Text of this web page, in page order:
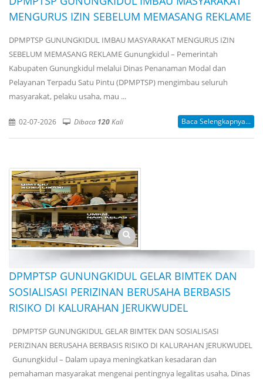
MENGURUS IZIN SEBELUM MEMASANG REKLAME
DPMPTSP GUNUNGKIDUL IMBAU MASYARAKAT MENGURUS IZIN
SEBELUM MEMASANG REKLAME Gunungkidul – Pemerintah
Kabupaten Gunungkidul melalui Dinas Penanaman Modal dan
Pelayanan Terpadu Satu Pintu (DPMPTSP) mengimbau seluruh
masyarakat, pelaku usaha, mau ...
02-07-2026 Dibaca 120Kali Baca Selengkapnya...
DPMPTSP GUNUNGKIDUL GELAR BIMTEK DAN
SOSIALISASI PERIZINAN BERUSAHA BERBASIS
RISIKO DI KALURAHAN JERUKWUDEL
DPMPTSP GUNUNGKIDUL GELAR BIMTEK DAN SOSIALISASI
PERIZINAN BERUSAHA BERBASIS RISIKO DI KALURAHAN JERUKWUDEL
Gunungkidul – Dalam upaya meningkatkan kesadaran dan
pemahaman masyarakat mengenai pentingnya legalitas usaha, Dinas